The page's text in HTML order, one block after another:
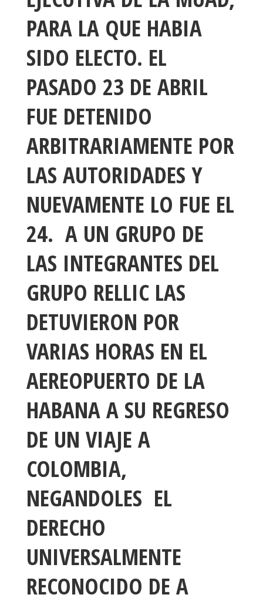
PARA LA QUE HABIA
SIDO ELECTO. EL
PASADO 23 DE ABRIL
FUE DETENIDO
ARBITRARIAMENTE POR
LAS AUTORIDADES Y
NUEVAMENTE LO FUE EL
24. A UN GRUPO DE
LAS INTEGRANTES DEL
GRUPO RELLIC LAS
DETUVIERON POR
VARIAS HORAS EN EL
AEREOPUERTO DE LA
HABANA A SU REGRESO
DE UN VIAJE A
COLOMBIA,
NEGANDOLES EL
DERECHO
UNIVERSALMENTE
RECONOCIDO DE A